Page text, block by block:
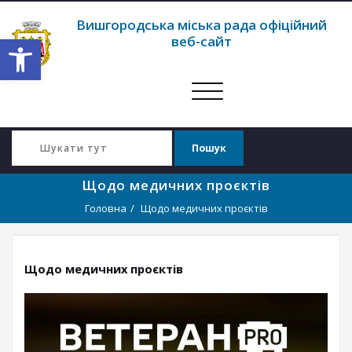
Відкрити Панель інструментів
Вишгородська міська рада офіційний
веб-сайт
Перемкнути
Щодо медичних проєктів
Головна Щодо медичних проєктів
Щодо медичних проєктів